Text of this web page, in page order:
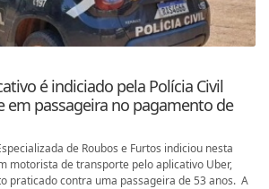
é indiciado pela Polícia Civil
em passageira no pagamento de
de Roubos e Furtos indiciou nesta
motorista de transporte pelo aplicativo Uber,
praticado contra uma passageira de 53 anos. A